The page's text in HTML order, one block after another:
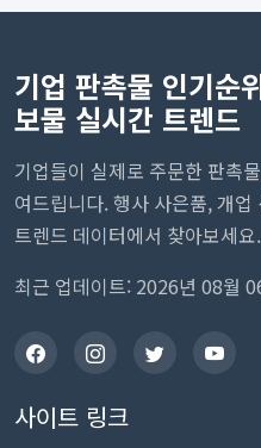
기업 판촉물 인기순
보물 실시간 트렌드
기업들이 실제로 주문한 판촉
여드립니다. 행사 사은품, 개
트렌드 데이터에서 찾아보세요.
최근 업데이트: 2026년 08월
사이트 링크